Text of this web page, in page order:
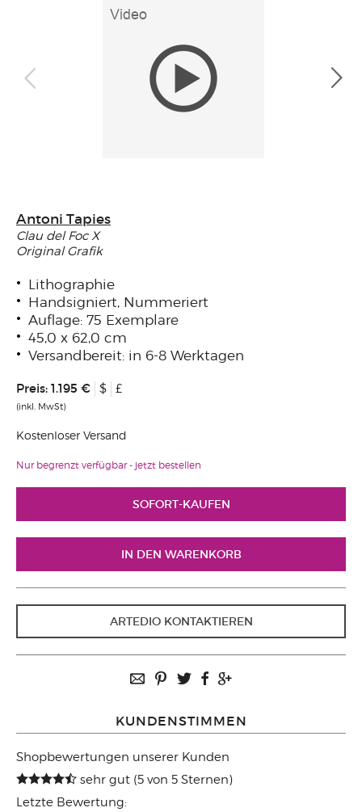
Antoni Tapies
Clau del Foc X
Original Grafik
Lithographie
Handsigniert, Nummeriert
Auflage: 75 Exemplare
45,0 x 62,0 cm
Versandbereit: in 6-8 Werktagen
Preis: 1.195 € $ £
(inkl. MwSt)
Kostenloser Versand
Nur begrenzt verfügbar - jetzt bestellen
ARTEDIO KONTAKTIEREN
KUNDENSTIMMEN
Shopbewertungen unserer Kunden
sehr gut (5 von 5 Sternen)
Letzte Bewertung: